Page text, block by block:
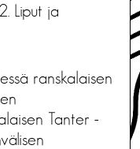
Liput ja
ranskalaisen
Tanter -